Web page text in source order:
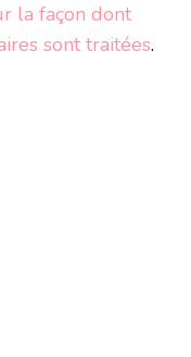
la façon dont
sont traitées.